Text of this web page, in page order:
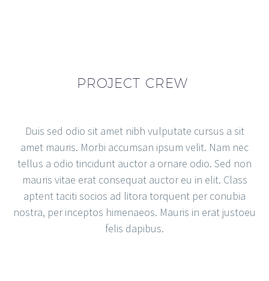
PROJECT CREW
Duis sed odio sit amet nibh vulputate cursus a sit
amet mauris. Morbi accumsan ipsum velit. Nam nec
tellus a odio tincidunt auctor a ornare odio. Sed non
mauris vitae erat consequat auctor eu in elit. Class
aptent taciti socios ad litora torquent per conubia
nostra, per inceptos himenaeos. Mauris in erat justoeu
felis dapibus.